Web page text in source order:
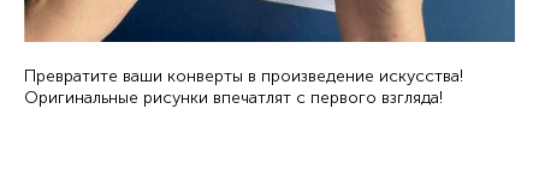
Превратите ваши конверты в произведение искусства!
Оригинальные рисунки впечатлят с первого взгляда!